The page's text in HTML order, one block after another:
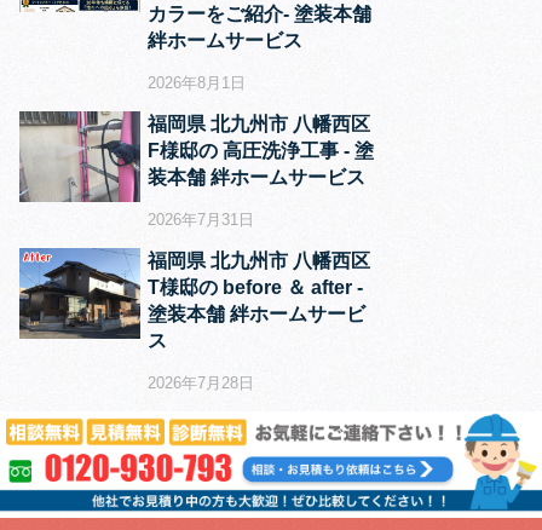
カラーをご紹介‐ 塗装本舗
絆ホームサービス
2026年8月1日
福岡県 北九州市 八幡西区
F様邸の 高圧洗浄工事 ‐ 塗
装本舗 絆ホームサービス
2026年7月31日
福岡県 北九州市 八幡西区
T様邸の before ＆ after ‐
塗装本舗 絆ホームサービ
ス
2026年7月28日